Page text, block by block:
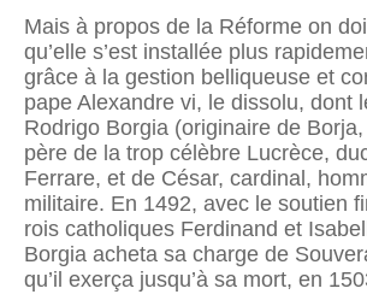
Mais à propos de la Réforme on
qu’elle s’est installée plus
grâce à la gestion belliqueuse et
pape Alexandre vi, le dissolu, dont
Rodrigo Borgia (originaire de
père de la trop célèbre Lucrèce,
Ferrare, et de César, cardinal,
militaire. En 1492, avec le soutien
rois catholiques Ferdinand et
Borgia acheta sa charge de
qu’il exerça jusqu’à sa mort, en